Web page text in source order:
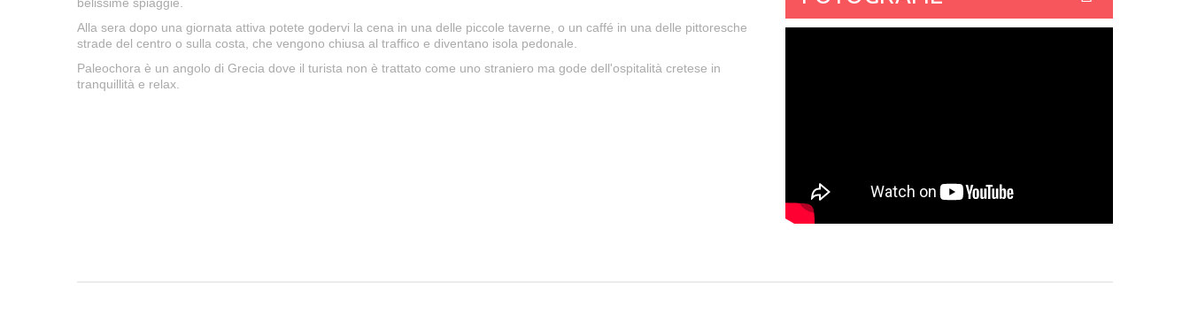
Alla sera dopo una giornata attiva potete godervi la cena in una delle piccole taverne, o un caffé in una delle pittoresche
strade del centro o sulla costa, che vengono chiusa al traffico e diventano isola pedonale.
Paleochora è un angolo di Grecia dove il turista non è trattato come uno straniero ma gode dell'ospitalità cretese in
tranquillità e relax.